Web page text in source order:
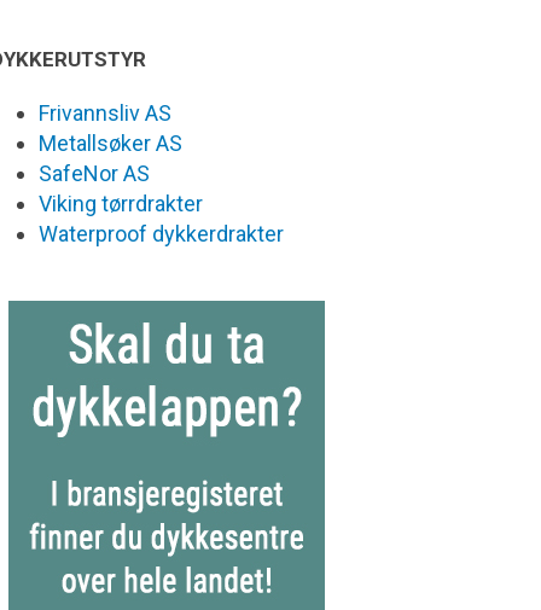
Frivannsliv AS
Metallsøker AS
SafeNor AS
Viking tørrdrakter
Waterproof dykkerdrakter